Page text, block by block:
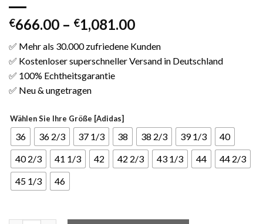
€666.00 – €1,081.00
✅ Mehr als 30.000 zufriedene Kunden
✅ Kostenloser superschneller Versand in Deutschland
✅ 100% Echtheitsgarantie
✅ Neu & ungetragen
Wählen Sie Ihre Größe [Adidas]
36 36 2/3 37 1/3 38 38 2/3 39 1/3
40
40 2/3
41 1/3 42 42 2/3 43 1/3 44
44 2/3
45 1/3
46